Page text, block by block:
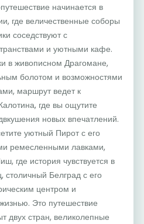
начинается в
где величественные соборы
соседствуют с
и уютными кафе.
в живописном Драгомане,
болотом и возможностями
маршрут ведет к
где вы ощутите
новых впечатлений.
уютный Пирот с его
ремесленными лавками,
где история чувствуется в
столичный Белград с его
центром и
Это путешествие
двух стран, великолепные